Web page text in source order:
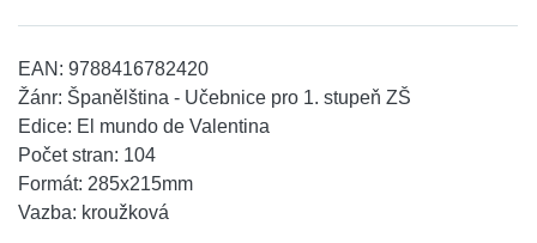
EAN: 9788416782420
Žánr: Španělština - Učebnice pro 1. stupeň ZŠ
Edice: El mundo de Valentina
Počet stran: 104
Formát: 285x215mm
Vazba: kroužková